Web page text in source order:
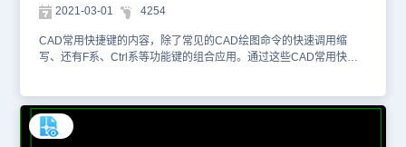
2021-03-01 4254
CAD常用快捷键的内容，除了常见的CAD绘图命令的快速调用缩
写、还有F系、Ctrl系等功能键的组合应用。通过这些CAD常用快捷
捷键。当我们使用正版CAD软件设计别墅的施工CAD图纸时，可以
参考一些建筑CAD图纸下载专区中的相关内容来完成别墅设计。小编
整理了与建筑设计相关的别墅首层平面CAD图纸。关于这些CAD图